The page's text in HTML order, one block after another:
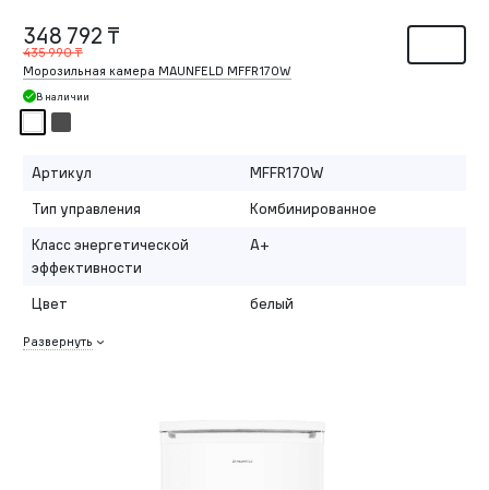
348 792 ₸
435 990 ₸
Морозильная камера MAUNFELD MFFR170W
В наличии
Артикул
MFFR170W
Тип управления
Комбинированное
Класс энергетической
эффективности
A+
Цвет белый
Развернуть